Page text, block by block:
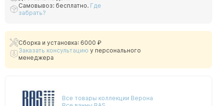
Самовывоз: бесплатно. Где
забрать?
Сборка и установка: 6000 ₽
Заказать консультацию у персонального
менеджера
Все товары коллекции Верона